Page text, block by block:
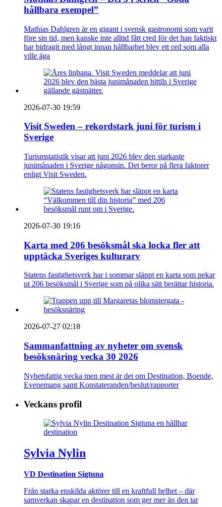
hållbara exempel”
Mathias Dahlgren är en gigant i svensk gastronomi som varit
före sin tid, men kanske inte alltid fått cred för det han faktiskt
har bidragit med långt innan hållbarhet blev ett ord som alla
ville äga
2026-07-30 19:59
Visit Sweden – rekordstark juni för turism i
Sverige
Turismstatistik visar att juni 2026 blev den starkaste
junimånaden i Sverige någonsin. Det beror på flera faktorer
enligt Visit Sweden.
2026-07-30 19:16
Karta med 206 besöksmål ska locka fler att
upptäcka Sveriges kulturarv
Statens fastighetsverk har i sommar släppt en karta som pekar
ut 206 besöksmål i Sverige som på olika sätt berättar historia.
2026-07-27 02:18
Sammanfattning av nyheter om svensk
besöksnäring vecka 30 2026
Nyhetsfattig vecka men mest är det om Destination, Boende,
Evenemang samt Konstateranden/beslut/rapporter
Veckans profil
Sylvia Nylin
VD Destination Sigtuna
Från starka enskilda aktörer till en kraftfull helhet – där
samverkan skapar en destination som ger mer än den tar